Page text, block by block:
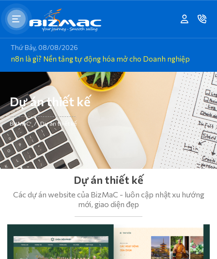
Thứ Bảy, 08/08/2026
n8n là gì? Nền tảng tự động hóa mở cho Doanh nghiệp
Dự án thiết kế
BizMaC / Dự án thiết kế
Dự án thiết kế
Các dự án website của BizMaC - luôn cập nhật xu hướng
mới, giao diện đẹp